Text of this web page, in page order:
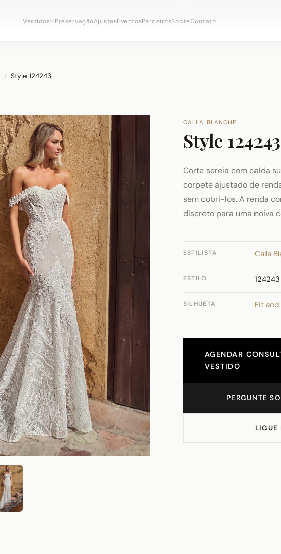
Vestidos PreservaçãoAjustesEventosParceirosSobreContato
/ Style 124243
CALLA BLANCHE
Style
Corte sereia com caída
corpete ajustado de
sem cobri-los. A renda
discreto para uma noiva
ESTILISTA Calla
ESTILO 124243
SILHUETA Fit and
AGENDAR
VESTIDO
PERGUNTE
LIGUE